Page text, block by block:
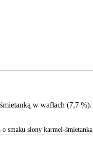
w waflach (7,7 %).
smaku słony karmel-śmietanka